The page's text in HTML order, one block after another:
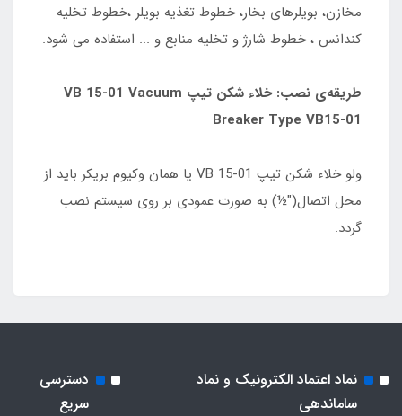
مخازن، بویلرهای بخار، خطوط تغذیه بویلر ،خطوط تخلیه
کندانس ، خطوط شارژ و تخلیه منابع و ... استفاده می شود.
طریقه‌ی نصب: خلاء شکن تیپ VB 15-01 Vacuum
Breaker Type VB15-01
ولو خلاء شکن تیپ VB 15-01 یا همان وکیوم بریکر باید از
محل اتصال("½) به صورت عمودی بر روی سیستم نصب
گردد.
نماد اعتماد الکترونیک و نماد
ساماندهی
دسترسی
سریع